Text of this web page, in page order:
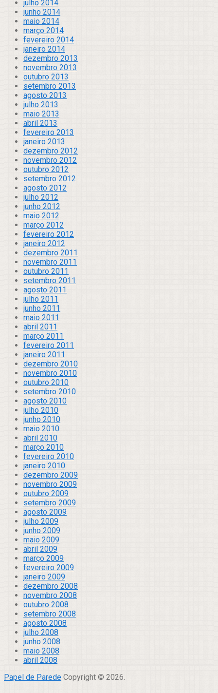
julho 2014
junho 2014
maio 2014
março 2014
fevereiro 2014
janeiro 2014
dezembro 2013
novembro 2013
outubro 2013
setembro 2013
agosto 2013
julho 2013
maio 2013
abril 2013
fevereiro 2013
janeiro 2013
dezembro 2012
novembro 2012
outubro 2012
setembro 2012
agosto 2012
julho 2012
junho 2012
maio 2012
março 2012
fevereiro 2012
janeiro 2012
dezembro 2011
novembro 2011
outubro 2011
setembro 2011
agosto 2011
julho 2011
junho 2011
maio 2011
abril 2011
março 2011
fevereiro 2011
janeiro 2011
dezembro 2010
novembro 2010
outubro 2010
setembro 2010
agosto 2010
julho 2010
junho 2010
maio 2010
abril 2010
março 2010
fevereiro 2010
janeiro 2010
dezembro 2009
novembro 2009
outubro 2009
setembro 2009
agosto 2009
julho 2009
junho 2009
maio 2009
abril 2009
março 2009
fevereiro 2009
janeiro 2009
dezembro 2008
novembro 2008
outubro 2008
setembro 2008
agosto 2008
julho 2008
junho 2008
maio 2008
abril 2008
Papel de Parede Copyright © 2026.